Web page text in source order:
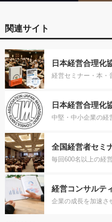
関連サイト
日本経営合理化
経営セミナー・本・
日本経営合理化
中堅・中小企業の経
全国経営者セミ
毎回600名以上の経
経営コンサルテ
企業の成長を加速さ